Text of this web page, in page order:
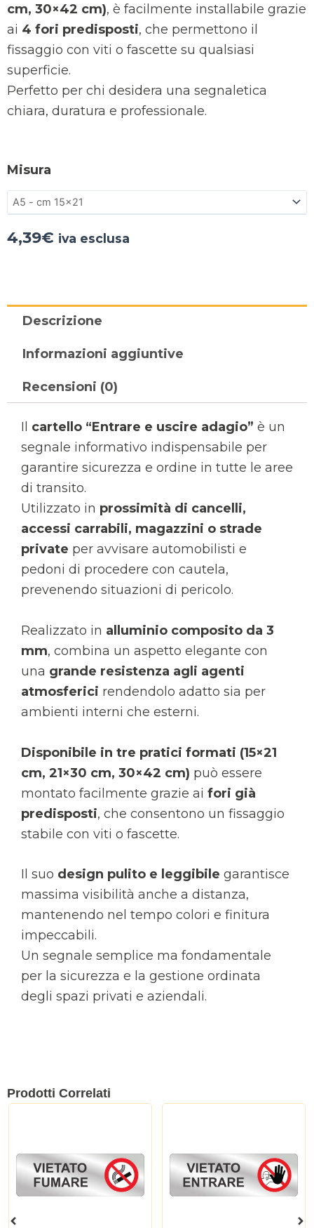
cm, 30×42 cm), è facilmente installabile grazie
ai 4 fori predisposti, che permettono il
fissaggio con viti o fascette su qualsiasi
superficie.
Perfetto per chi desidera una segnaletica
chiara, duratura e professionale.
Misura
4,39€ iva esclusa
Descrizione
Informazioni aggiuntive
Recensioni (0)
Il cartello “Entrare e uscire adagio” è un
segnale informativo indispensabile per
garantire sicurezza e ordine in tutte le aree
di transito.
Utilizzato in prossimità di cancelli,
accessi carrabili, magazzini o strade
private per avvisare automobilisti e
pedoni di procedere con cautela,
prevenendo situazioni di pericolo.
Realizzato in alluminio composito da 3
mm, combina un aspetto elegante con
una grande resistenza agli agenti
atmosferici rendendolo adatto sia per
ambienti interni che esterni.
Disponibile in tre pratici formati (15×21
cm, 21×30 cm, 30×42 cm) può essere
montato facilmente grazie ai fori già
predisposti, che consentono un fissaggio
stabile con viti o fascette.
Il suo design pulito e leggibile garantisce
massima visibilità anche a distanza,
mantenendo nel tempo colori e finitura
impeccabili.
Un segnale semplice ma fondamentale
per la sicurezza e la gestione ordinata
degli spazi privati e aziendali.
Prodotti Correlati